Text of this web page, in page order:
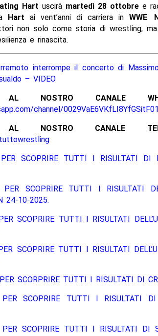
Hart uscirà martedì 28 ottobre e
Hart ai vent’anni di carriera in WWE.
non solo come storia di wrestling,
e rinascita.
interrompe il concerto di
– VIDEO
AL NOSTRO CANALE
channel/
AL NOSTRO CANALE
SCOPRIRE TUTTI I RISULTATI DI
PER SCOPRIRE TUTTI I RISULTATI
24-10-2025.
SCOPRIRE TUTTI I RISULTATI
SCOPRIRE TUTTI I RISULTATI
SCORPRIRE TUTTI I RISULTATI DI
SCOPRIRE TUTTI I RISULTATI DI
SCOPRIRE TUTTI I RISULTATI DI